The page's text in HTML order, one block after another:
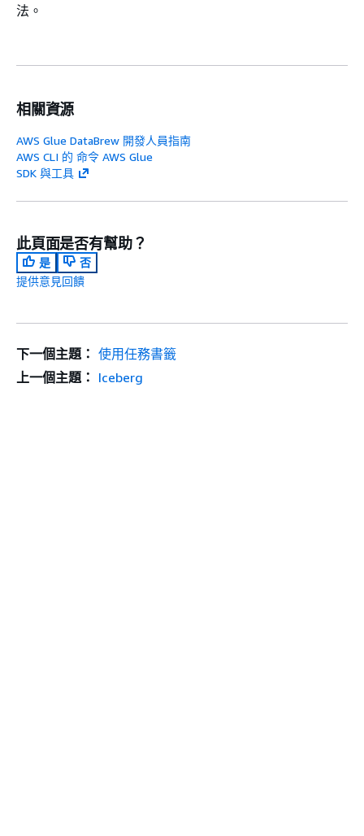
法。
相關資源
AWS Glue DataBrew 開發人員指南
AWS CLI 的 命令 AWS Glue
SDK 與工具
此頁面是否有幫助？
是
否
提供意見回饋
下一個主題： 使用任務書籤
上一個主題： Iceberg